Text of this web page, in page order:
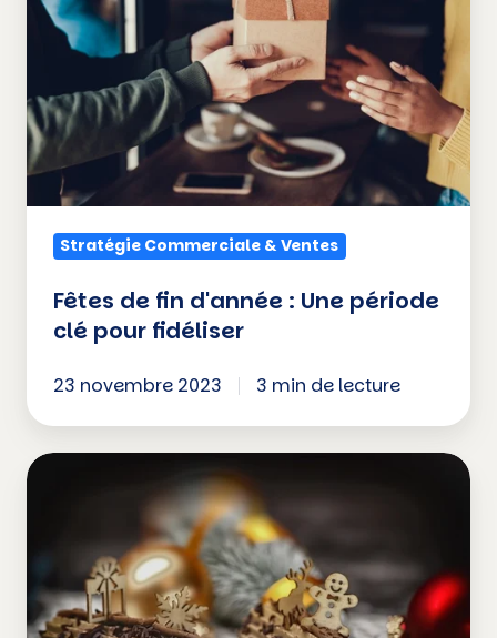
d'année
période
clé
pour
fidéliser
Stratégie Commerciale & Ventes
Fêtes de fin d'année : Une période
clé pour fidéliser
23 novembre 2023 3 min de lecture
3
pour
maîtriser
les